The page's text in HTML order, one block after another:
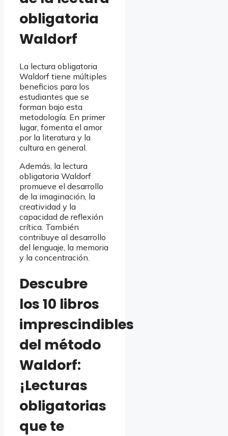
obligatoria
Waldorf
La lectura obligatoria
Waldorf tiene múltiples
beneficios para los
estudiantes que se
forman bajo esta
metodología. En primer
lugar, fomenta el amor
por la literatura y la
cultura en general.
Además, la lectura
obligatoria Waldorf
promueve el desarrollo
de la imaginación, la
creatividad y la
capacidad de reflexión
crítica. También
contribuye al desarrollo
del lenguaje, la memoria
y la concentración.
Descubre
los 10 libros
imprescindibles
del método
Waldorf:
¡Lecturas
obligatorias
que te